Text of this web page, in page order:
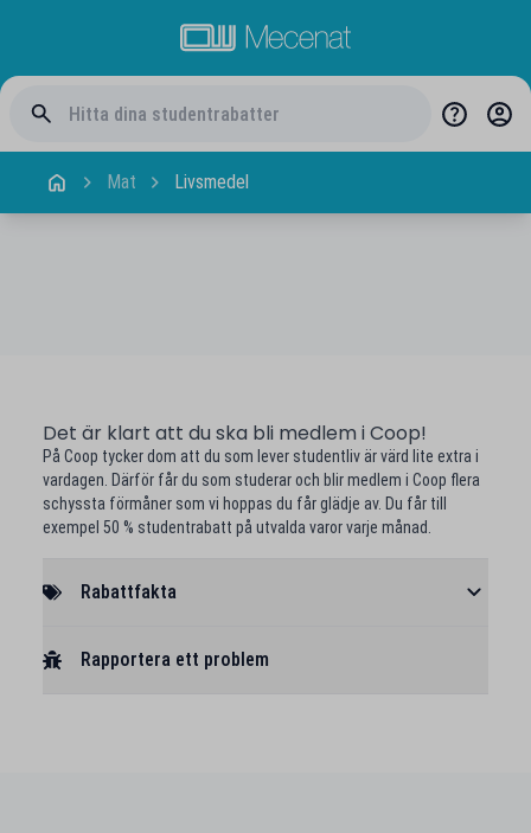
Mat Livsmedel
Det är klart att du ska bli medlem i Coop!
På Coop tycker dom att du som lever studentliv är värd lite extra i
vardagen. Därför får du som studerar och blir medlem i Coop flera
schyssta förmåner som vi hoppas du får glädje av. Du får till
exempel 50 % studentrabatt på utvalda varor varje månad.
Rabattfakta
Rapportera ett problem